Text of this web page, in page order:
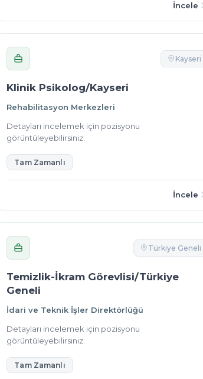
İncele
Kayseri
Klinik Psikolog/Kayseri
Rehabilitasyon Merkezleri
Detayları incelemek için pozisyonu
görüntüleyebilirsiniz.
Tam Zamanlı
İncele
Türkiye Geneli
Temizlik-İkram Görevlisi/Türkiye
Geneli
İdari ve Teknik İşler Direktörlüğü
Detayları incelemek için pozisyonu
görüntüleyebilirsiniz.
Tam Zamanlı